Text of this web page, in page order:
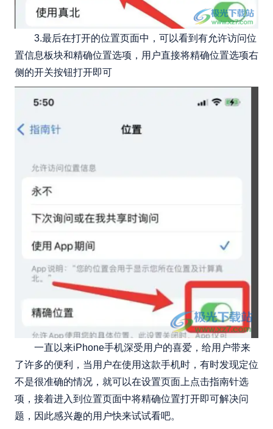
3.最后在打开的位置页面中，可以看到有允许访问位
置信息板块和精确位置选项，用户直接将精确位置选项右
侧的开关按钮打开即可
一直以来iPhone手机深受用户的喜爱，给用户带来
了许多的便利，当用户在使用这款手机时，有时发现定位
不是很准确的情况，就可以在设置页面上点击指南针选
项，接着进入到位置页面中将精确位置打开即可解决问
题，因此感兴趣的用户快来试试看吧。